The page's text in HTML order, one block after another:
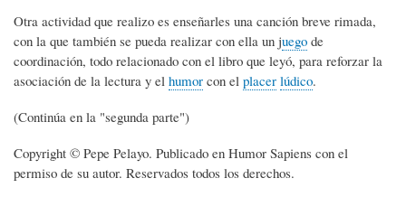
Otra actividad que realizo es enseñarles una canción breve rimada,
con la que también se pueda realizar con ella un juego de
coordinación, todo relacionado con el libro que leyó, para reforzar la
asociación de la lectura y el humor con el placer lúdico.
(Continúa en la "segunda parte")
Copyright © Pepe Pelayo. Publicado en Humor Sapiens con el
permiso de su autor. Reservados todos los derechos.